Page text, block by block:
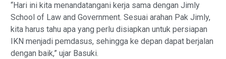
“Hari ini kita menandatangani kerja sama dengan Jimly
School of Law and Government. Sesuai arahan Pak Jimly,
kita harus tahu apa yang perlu disiapkan untuk persiapan
IKN menjadi pemdasus, sehingga ke depan dapat berjalan
dengan baik,” ujar Basuki.